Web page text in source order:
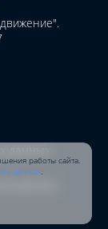
данных
работы сайта.
данных.